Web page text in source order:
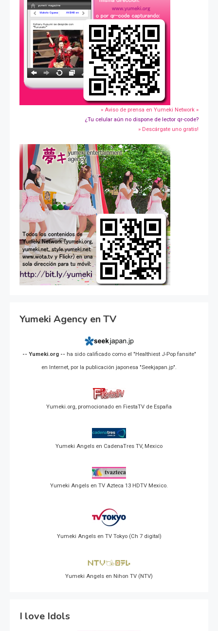
» Aviso de prensa en Yumeki Network »
¿Tu celular aún no dispone de lector qr-code?
» Descárgate uno gratis!
Yumeki Agency en TV
-- Yumeki.org -- ha sido calificado como el "Healthiest J-Pop fansite"
en Internet, por la publicación japonesa "Seekjapan.jp".
Yumeki.org, promocionado en FiestaTV de España
Yumeki Angels en CadenaTres TV, Mexico
Yumeki Angels en TV Azteca 13 HDTV Mexico.
Yumeki Angels en TV Tokyo (Ch 7 digital)
Yumeki Angels en Nihon TV (NTV)
I love Idols